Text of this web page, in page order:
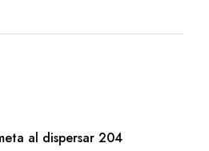
al dispersar 204